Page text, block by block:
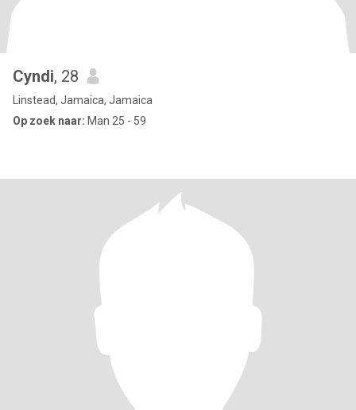
Cyndi, 28
Linstead, Jamaica, Jamaica
Op zoek naar: Man 25 - 59